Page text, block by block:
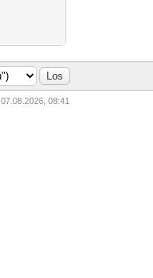
07.08.2026, 08:41